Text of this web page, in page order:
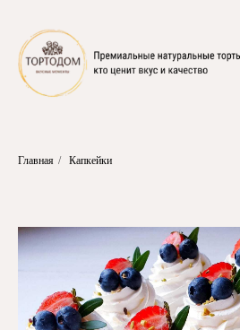
Главная / Капкейки